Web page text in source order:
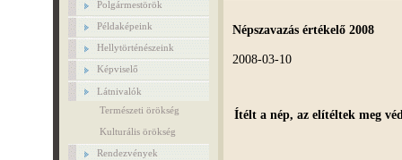
Polgármestörök
Példaképeink
Hellytörténészeink
Képviselő
Látnivalók
Természeti örökség
Kulturális örökség
Rendezvények
Népszavazás értékelő 2008
2008-03-10
Ítélt a nép, az elítéltek meg